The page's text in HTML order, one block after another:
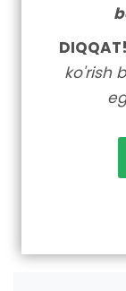
DIQQAT!
ko'rish